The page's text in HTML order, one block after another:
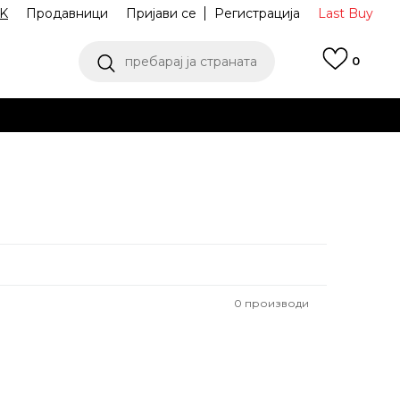
Last Buy
Пријави се Регистрација
Продавници
пребарај ја страната 0
избор
0 производи